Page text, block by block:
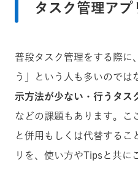
タスク管理アプ
普段タスク管理をする際に
う」という人も多いのでは
示方法が少ない・行うタス
などの課題もあります。こ
と併用もしくは代替するこ
リを、使い方やTipsと共に